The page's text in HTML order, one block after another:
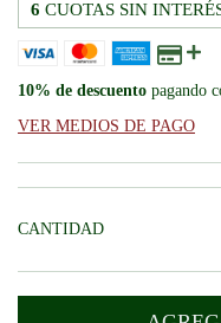
6 CUOTAS SIN
10% de descuento pagando
VER MEDIOS DE PAGO
CANTIDAD